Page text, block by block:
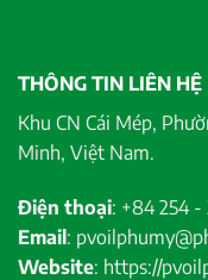
THÔNG TIN LIÊN HỆ
Khu CN Cái Mép,
Minh, Việt Nam.
Điện thoại: +84 254 -
Email:
Website: https://